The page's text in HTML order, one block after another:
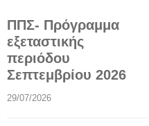
ΠΠΣ- Πρόγραμμα
εξεταστικής
περιόδου
Σεπτεμβρίου 2026
29/07/2026